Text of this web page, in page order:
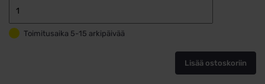
14k
BALI
Toimitusaika 5-15 arkipäivää
Lisää ostoskoriin